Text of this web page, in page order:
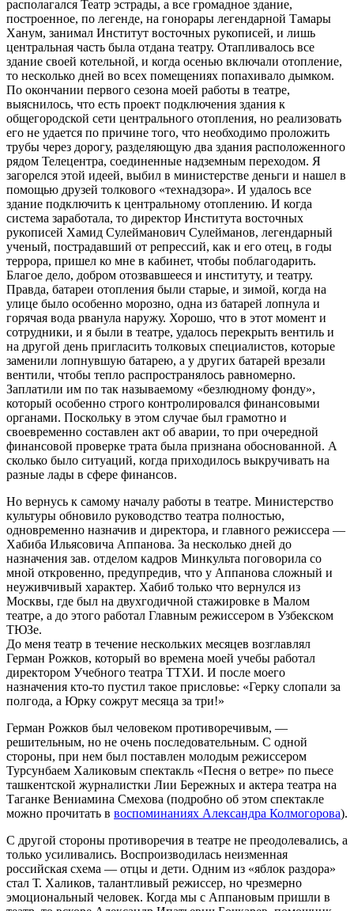
располагался Театр эстрады, а все громадное здание,
построенное, по легенде, на гонорары легендарной Тамары
Ханум, занимал Институт восточных рукописей, и лишь
центральная часть была отдана театру. Отапливалось все
здание своей котельной, и когда осенью включали отопление,
то несколько дней во всех помещениях попахивало дымком.
По окончании первого сезона моей работы в театре,
выяснилось, что есть проект подключения здания к
общегородской сети центрального отопления, но реализовать
его не удается по причине того, что необходимо проложить
трубы через дорогу, разделяющую два здания расположенного
рядом Телецентра, соединенные надземным переходом. Я
загорелся этой идеей, выбил в министерстве деньги и нашел в
помощью друзей толкового «технадзора». И удалось все
здание подключить к центральному отоплению. И когда
система заработала, то директор Института восточных
рукописей Хамид Сулейманович Сулейманов, легендарный
ученый, пострадавший от репрессий, как и его отец, в годы
террора, пришел ко мне в кабинет, чтобы поблагодарить.
Благое дело, добром отозвавшееся и институту, и театру.
Правда, батареи отопления были старые, и зимой, когда на
улице было особенно морозно, одна из батарей лопнула и
горячая вода рванула наружу. Хорошо, что в этот момент и
сотрудники, и я были в театре, удалось перекрыть вентиль и
на другой день пригласить толковых специалистов, которые
заменили лопнувшую батарею, а у других батарей врезали
вентили, чтобы тепло распространялось равномерно.
Заплатили им по так называемому «безлюдному фонду»,
который особенно строго контролировался финансовыми
органами. Поскольку в этом случае был грамотно и
своевременно составлен акт об аварии, то при очередной
финансовой проверке трата была признана обоснованной. А
сколько было ситуаций, когда приходилось выкручивать на
разные лады в сфере финансов.
Но вернусь к самому началу работы в театре. Министерство
культуры обновило руководство театра полностью,
одновременно назначив и директора, и главного режиссера —
Хабиба Ильясовича Аппанова. За несколько дней до
назначения зав. отделом кадров Минкульта поговорила со
мной откровенно, предупредив, что у Аппанова сложный и
неуживчивый характер. Хабиб только что вернулся из
Москвы, где был на двухгодичной стажировке в Малом
театре, а до этого работал Главным режиссером в Узбекском
ТЮЗе.
До меня театр в течение нескольких месяцев возглавлял
Герман Рожков, который во времена моей учебы работал
директором Учебного театра ТТХИ. И после моего
назначения кто-то пустил такое присловье: «Герку слопали за
полгода, а Юрку сожрут месяца за три!»
Герман Рожков был человеком противоречивым, —
решительным, но не очень последовательным. С одной
стороны, при нем был поставлен молодым режиссером
Турсунбаем Халиковым спектакль «Песня о ветре» по пьесе
ташкентской журналистки Лии Бережных и актера театра на
Таганке Вениамина Смехова (подробно об этом спектакле
можно прочитать в воспоминаниях Александра Колмогорова).
С другой стороны противоречия в театре не преодолевались, а
только усиливались. Воспроизводилась неизменная
российская схема — отцы и дети. Одним из «яблок раздора»
стал Т. Халиков, талантливый режиссер, но чрезмерно
эмоциональный человек. Когда мы с Аппановым пришли в